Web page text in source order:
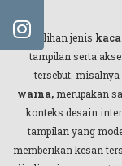
Pemilihan jenis
tampilan serta
tersebut.
warna, merupakan
konteks desain
tampilan yang
memberikan kesan